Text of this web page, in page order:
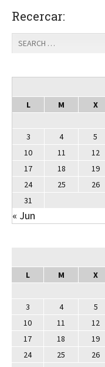
Recercar:
L
M X
3
4 5
10
11 12
17
18 19
24
25 26
31
« Jun
L
M X
3
4 5
10
11 12
17
18 19
24
25 26